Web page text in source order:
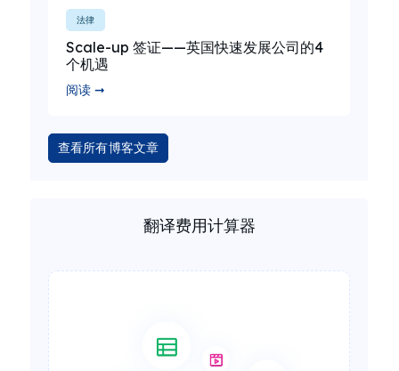
法律
Scale-up 签证——英国快速发展公司的4
个机遇
阅读 ➞
查看所有博客文章
翻译费用计算器